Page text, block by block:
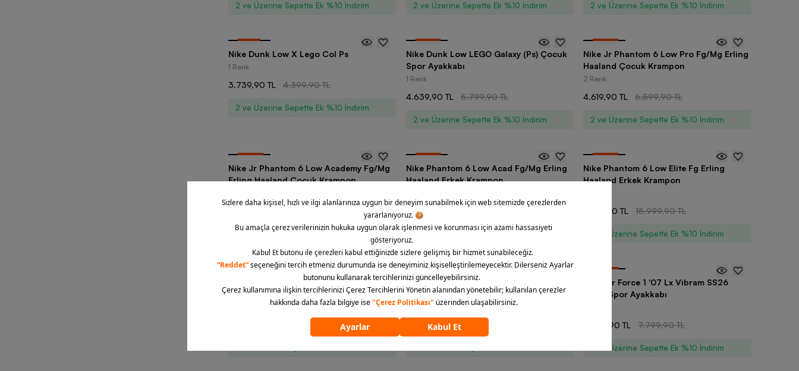
2 ve Üzerine Sepette Ek %10 İndirim 2 ve Üzerine Sepette Ek %10 İndirim 2 ve Üzerine Sepette Ek %10 İndirim
Nike Dunk Low X Lego Col Ps
1 Renk
3.739,90 TL 4.399,90 TL
2 ve Üzerine Sepette Ek %10 İndirim
Nike Dunk Low LEGO Galaxy (Ps) Çocuk
Spor Ayakkabı
1 Renk
4.639,90 TL 5.799,90 TL
2 ve Üzerine Sepette Ek %10 İndirim
Nike Jr Phantom 6 Low Pro Fg/Mg Erling
Haaland Çocuk Krampon
2 Renk
4.619,90 TL 6.599,90 TL
2 ve Üzerine Sepette Ek %10 İndirim
Nike Jr Phantom 6 Low Academy Fg/Mg
Erling Haaland Çocuk Krampon
2 ve Üzerine Sepette Ek %10 İndirim
Nike Phantom 6 Low Acad Fg/Mg Erling
Haaland Erkek Krampon
3.709,90 TL
2 ve Üzerine Sepette Ek %10 İndirim
Nike Phantom 6 Low Elite Fg Erling
Haaland Erkek Krampon
11.199,90 TL 15.999,90 TL
2 ve Üzerine Sepette Ek %10 İndirim
Nike P-6000 Prm SS26 Erkek Spor
Ayakkabı
-20%
Nike Air Max Moto 2 K SU26 Erkek Spor
Ayakkabı
1 Renk
6.239,90 TL 7.799,90 TL
Nike Air Force 1 '07 Lx Vibram SS26
Erkek Spor Ayakkabı
5.459,90 TL 7.799,90 TL
2 ve Üzerine Sepette Ek %10 İndirim